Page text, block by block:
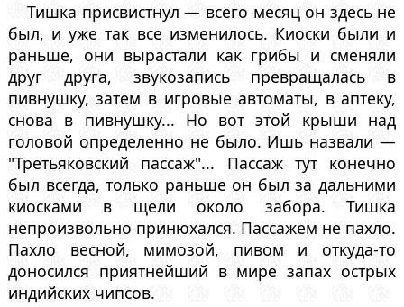
Тишка присвистнул — всего месяц он здесь не
был, и уже так все изменилось. Киоски были и
раньше, они вырастали как грибы и сменяли
друг друга, звукозапись превращалась в
пивнушку, затем в игровые автоматы, в аптеку,
снова в пивнушку... Но вот этой крыши над
головой определенно не было. Ишь назвали —
"Третьяковский пассаж"... Пассаж тут конечно
был всегда, только раньше он был за дальними
киосками в щели около забора. Тишка
непроизвольно принюхался. Пассажем не пахло.
Пахло весной, мимозой, пивом и откуда-то
доносился приятнейший в мире запах острых
индийских чипсов.